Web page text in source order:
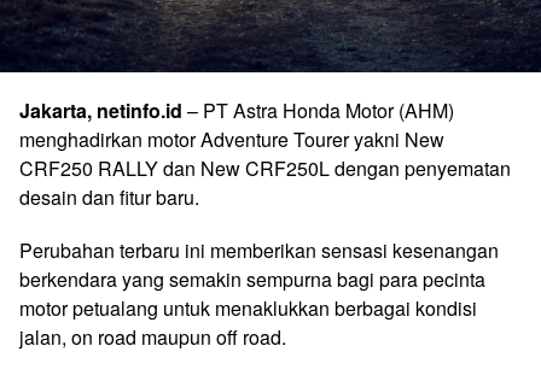
Jakarta, netinfo.id – PT Astra Honda Motor (AHM)
menghadirkan motor Adventure Tourer yakni New
CRF250 RALLY dan New CRF250L dengan penyematan
desain dan fitur baru.
Perubahan terbaru ini memberikan sensasi kesenangan
berkendara yang semakin sempurna bagi para pecinta
motor petualang untuk menaklukkan berbagai kondisi
jalan, on road maupun off road.